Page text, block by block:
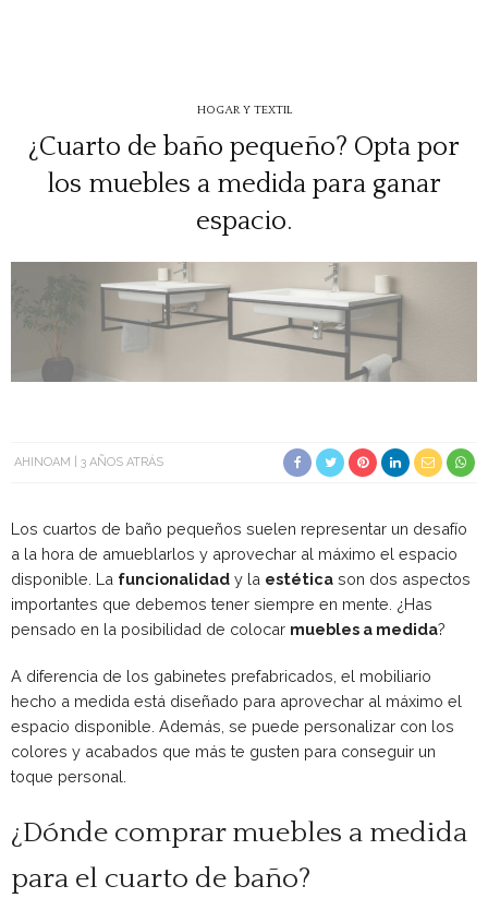
HOGAR Y TEXTIL
¿Cuarto de baño pequeño? Opta por
los muebles a medida para ganar
espacio.
AHINOAM 3 AÑOS ATRÁS
Los cuartos de baño pequeños suelen representar un desafío
a la hora de amueblarlos y aprovechar al máximo el espacio
disponible. La funcionalidad y la estética son dos aspectos
importantes que debemos tener siempre en mente. ¿Has
pensado en la posibilidad de colocar muebles a medida?
A diferencia de los gabinetes prefabricados, el mobiliario
hecho a medida está diseñado para aprovechar al máximo el
espacio disponible. Además, se puede personalizar con los
colores y acabados que más te gusten para conseguir un
toque personal.
¿Dónde comprar muebles a medida
para el cuarto de baño?